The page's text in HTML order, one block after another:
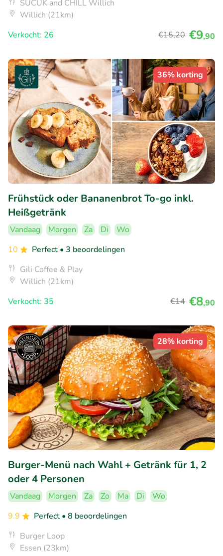
SUCUK and CHILL Willich
Willich (21km)
Verkocht: 26
€15,20 €9,90
36% korting
Frühstück oder Bananenbrot To-go inkl.
Heißgetränk
Vandaag Morgen Za Di
Wo
10
Perfect • 3 beoordelingen
Gili Coffee & Play
Willich (21km)
Verkocht: 35
€14 €8,90
28% korting
Burger-Menü nach Wahl + Getränk für 1, 2
oder 4 Personen
Vandaag Morgen Za Zo Ma Di
Wo
9.9
Perfect • 8 beoordelingen
Burger Loop
Essen (23km)